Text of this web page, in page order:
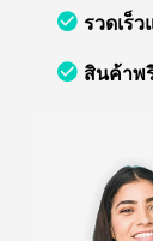
รวดเร็
สินค้าพ